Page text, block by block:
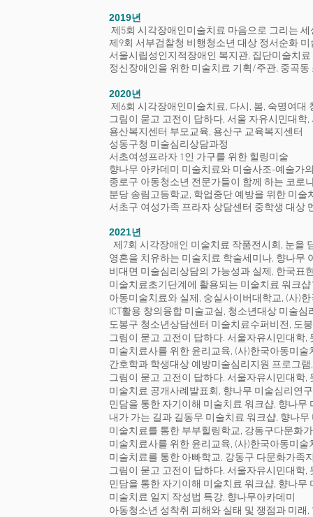
2019년
제5회 시각장애인미술치료 마음으로 그리는
제9회 서부검찰청 비행청소년 대상 정서순화
서울시립성인지적장애인 복지관, 집단미술치
정신장애인을 위한 미술치료 기획/주관, 중곡
2020년
제6회 시각장애인미술치료, 다시, 봄, 숙명여대
그림이 묻고 고전이 답하다, 서울 자유시민대학
용산복지센터 부모교육, 용산구 교육복지센터
성동구청 미술심리상담과정
서초여성프라자 1인 가구를 위한 힐링미술
향나무 아카데미 미술치료와 미술사조-예술가
종로구 아동청소년 전문가들이 함께 하는 코로
분당 송림고등학교, 학업중단 예방을 위한 미술
서초구 여성가족 프라자 상담센터 중학생 대상
2021년
제7회 시각장애인 미술치료 작품전시회, 눈을
영혼을 치유하는 미술치료 학술세미나, 향나무
비대면 미술심리상담의 가능성과 실제, 한국표
미술치료초기단계에 활용되는 미술치료 워크
아동미술치료와 실제, 숭실사이버대학교, (사)
ICT활용 창의융합 미술교실, 청소년대상 미술
도봉구 청소년상담센터 미술치료수퍼비전, 도
그림이 묻고 고전이 답하다. 서울자유시민대학,
미술치료사를 위한 윤리교육, (사)한국아동미술
간호학과 학생대상 예방미술심리지원 프로그
그림이 묻고 고전이 답하다. 서울자유시민대학,
미술치료 공개사례발표회, 향나무 미술심리연
민담을 통한 자기이해 미술치료 워크샵, 향나
내가 가는 길과 길동무 미술치료 워크샵, 향나
미술치료를 통한 부부힐링학교, 강동구다문화
미술치료사를 위한 윤리교육, (사)한국아동미술
미술치료를 통한 아빠학교, 강동구 다문화가족
그림이 묻고 고전이 답하다. 서울자유시민대학,
민담을 통한 자기이해 미술치료 워크샵, 향나
미술치료 일지 작성법 특강, 향나무아카데미
아동청소년 성착취 피해와 실태 및 쟁점과 미래